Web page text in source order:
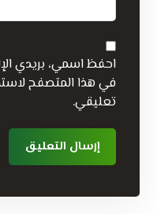
احفظ اسمي، بريدي
في هذا المتصفح
تعليقي.
إرسال التعليق